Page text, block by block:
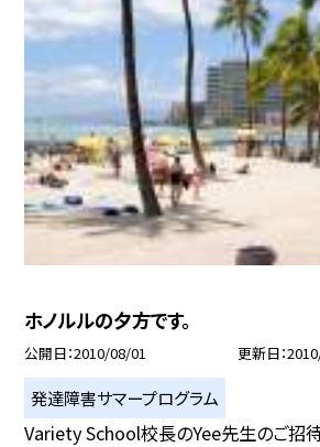
ホノルルの夕方です。
公開日 2010/08/01 更新日
発達障害サマープログラム
Variety School校長のYee先生のご招